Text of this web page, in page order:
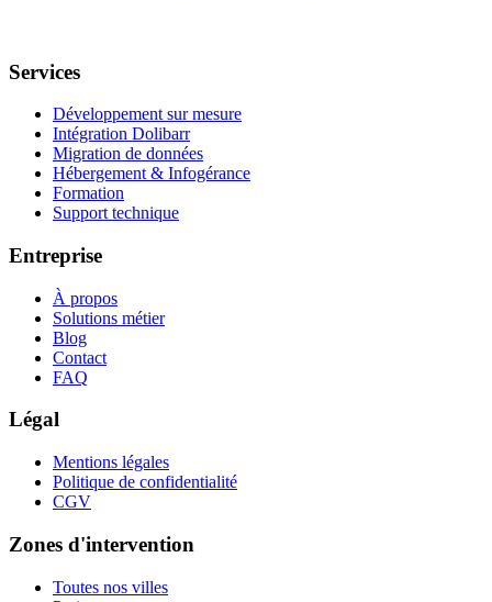
Services
Développement sur mesure
Intégration Dolibarr
Migration de données
Hébergement & Infogérance
Formation
Support technique
Entreprise
À propos
Solutions métier
Blog
Contact
FAQ
Légal
Mentions légales
Politique de confidentialité
CGV
Zones d'intervention
Toutes nos villes